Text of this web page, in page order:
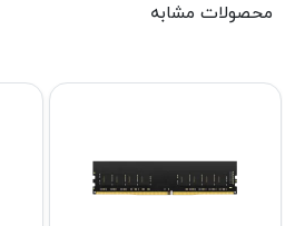
محصولات مشابه